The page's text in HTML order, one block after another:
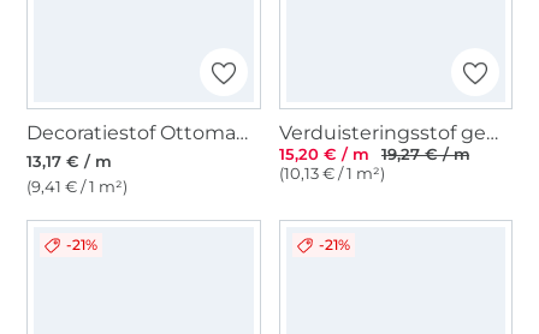
Decoratiestof Ottoman Provence Garden, beige
13,17 € / m
(9,41 € / 1 m²)
Verduisteringsstof gemêleerd, mintgroen
15,20 € / m
19,27 € / m
(10,13 € / 1 m²)
-21% -21%